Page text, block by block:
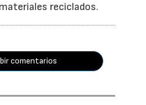
reciclados.
comentarios